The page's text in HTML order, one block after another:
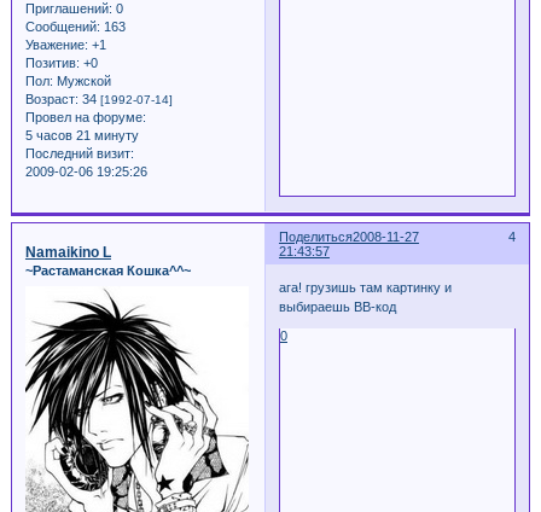
Приглашений: 0
Сообщений: 163
Уважение: +1
Позитив: +0
Пол: Мужской
Возраст: 34 [1992-07-14]
Провел на форуме:
5 часов 21 минуту
Последний визит:
2009-02-06 19:25:26
Поделиться 4
2008-11-27
21:43:57
Namaikino L
~Растаманская Кошка^^~
ага! грузишь там картинку и
выбираешь ВВ-код
0